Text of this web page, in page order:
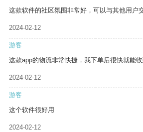
这款软件的社区氛围非常好，可以与其他用户
2024-02-12
游客
这款app的物流非常快捷，我下单后很快就能收
2024-02-12
游客
这个软件很好用
2024-02-12